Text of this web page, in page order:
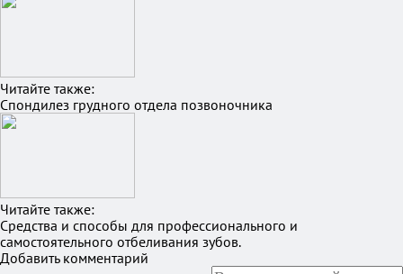
Читайте также:
Спондилез грудного отдела позвоночника
Читайте также:
Средства и способы для профессионального и
самостоятельного отбеливания зубов.
Добавить комментарий